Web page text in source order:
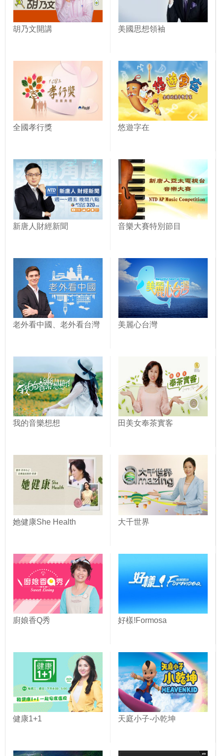
胡乃文開講 美國思想領袖
全國孝行獎 悠遊字在
新唐人財經新聞 音樂大賽特別節目
老外看中國、老外看台灣 美麗心台灣
我的音樂想想 田美女奉茶實客
她健康She Health 大千世界
廚娘香Q秀 好樣!Formosa
健康1+1 天庭小子-小乾坤